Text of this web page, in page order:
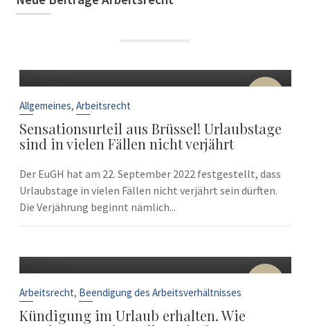
22
Allgemeines, Arbeitsrecht
Sensationsurteil aus Brüssel! Urlaubstage
sind in vielen Fällen nicht verjährt
Der EuGH hat am 22. September 2022 festgestellt, dass
Urlaubstage in vielen Fällen nicht verjährt sein dürften.
Die Verjährung beginnt nämlich...
10
Arbeitsrecht, Beendigung des Arbeitsverhältnisses
Kündigung im Urlaub erhalten. Wie